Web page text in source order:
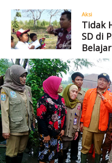
Aksi
Tidak
SD di